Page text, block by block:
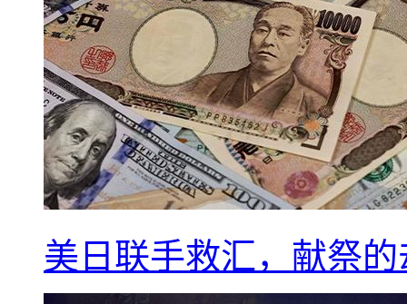
美日联手救汇，献祭